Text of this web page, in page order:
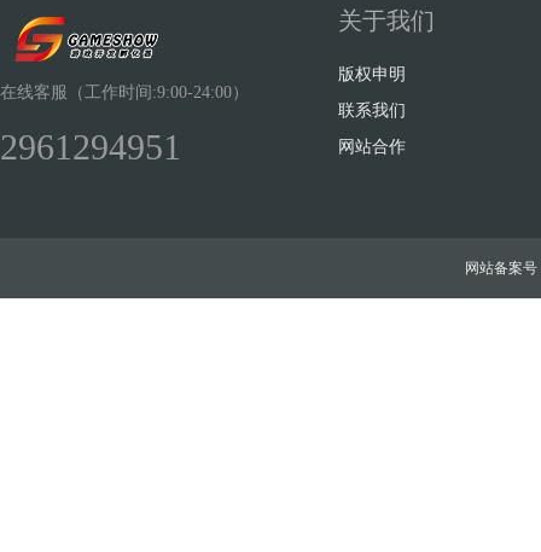
在线客服（工作时间:9:00-24:00）
2961294951
关于我们
版权申明
联系我们
网站合作
网站备案号